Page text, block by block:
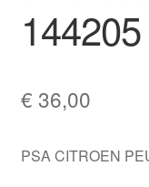
144205
€ 36,00
PSA CITROEN